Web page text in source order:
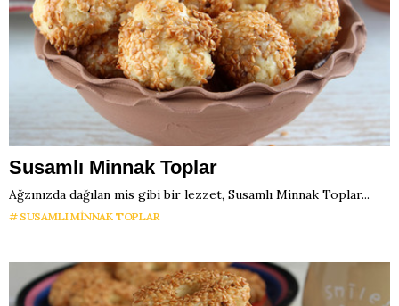
Susamlı Minnak Toplar
Ağzınızda dağılan mis gibi bir lezzet, Susamlı Minnak Toplar...
SUSAMLI MINNAK TOPLAR